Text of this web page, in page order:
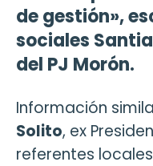
de gestión»,
sociales
del PJ Morón.
Información
Solito, ex
referentes